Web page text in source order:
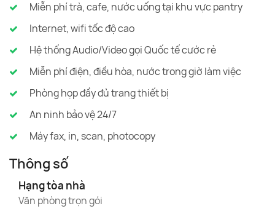
Miễn phí trà, cafe, nước uống tại khu vực pantry
Internet, wifi tốc độ cao
Hệ thống Audio/Video gọi Quốc tế cước rẻ
Miễn phí điện, điều hòa, nước trong giờ làm việc
Phòng họp đầy đủ trang thiết bị
An ninh bảo vệ 24/7
Máy fax, in, scan, photocopy
Thông số
Hạng tòa nhà
Văn phòng trọn gói